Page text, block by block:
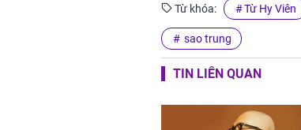
Từ khóa: Từ Hy Viên
sao trung
TIN LIÊN QUAN